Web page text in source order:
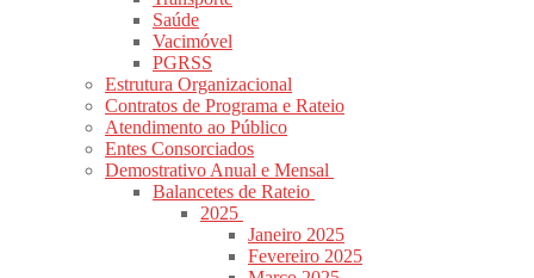
Saúde
Vacimóvel
PGRSS
Estrutura Organizacional
Contratos de Programa e Rateio
Atendimento ao Público
Entes Consorciados
Demostrativo Anual e Mensal
Balancetes de Rateio
2025
Janeiro 2025
Fevereiro 2025